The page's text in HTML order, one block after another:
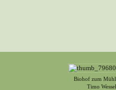
Biohof zum
Timo